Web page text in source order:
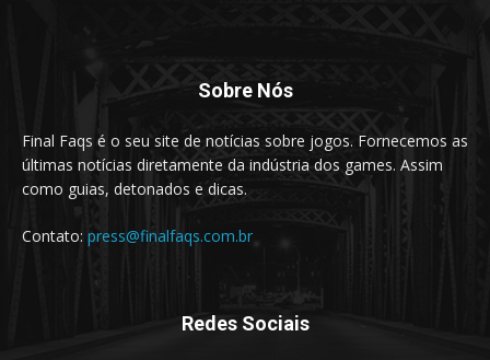
Sobre Nós
Final Faqs é o seu site de notícias sobre jogos. Fornecemos as
últimas notícias diretamente da indústria dos games. Assim
como guias, detonados e dicas.
Contato: press@finalfaqs.com.br
Redes Sociais